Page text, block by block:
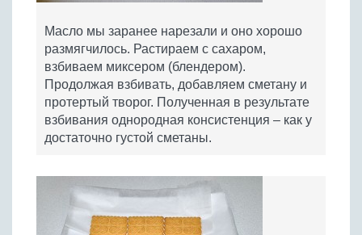
Масло мы заранее нарезали и оно хорошо
размягчилось. Растираем с сахаром,
взбиваем миксером (блендером).
Продолжая взбивать, добавляем сметану и
протертый творог. Полученная в результате
взбивания однородная консистенция – как у
достаточно густой сметаны.